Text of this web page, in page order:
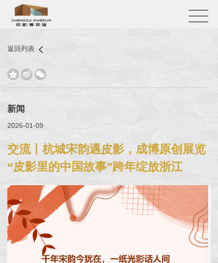
返回列表
  
新闻
2026-01-09
交流丨杭城宋韵遇皮影，成博原创展览
“皮影里的中国故事”跨年绽放浙江